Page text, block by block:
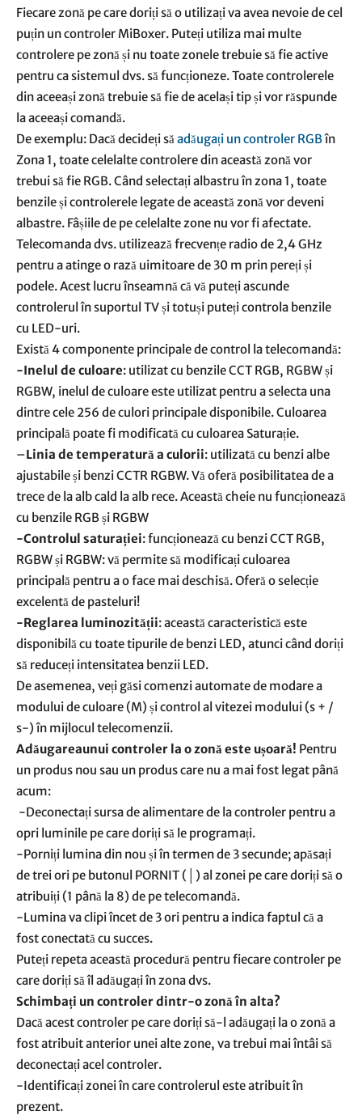
Fiecare zonă pe care doriți să o utilizați va avea nevoie de cel
puțin un controler MiBoxer. Puteți utiliza mai multe
controlere pe zonă și nu toate zonele trebuie să fie active
pentru ca sistemul dvs. să funcționeze. Toate controlerele
din aceeași zonă trebuie să fie de același tip și vor răspunde
la aceeași comandă.
De exemplu: Dacă decideți săadăugați un controler RGBîn
Zona 1, toate celelalte controlere din această zonă vor
trebui să fie RGB. Când selectați albastru în zona 1, toate
benzile și controlerele legate de această zonă vor deveni
albastre. Fâșiile de pe celelalte zone nu vor fi afectate.
Telecomanda dvs. utilizează frecvențe radio de 2,4 GHz
pentru a atinge o rază uimitoare de 30 m prin pereți și
podele. Acest lucru înseamnă că vă puteți ascunde
controlerul în suportul TV și totuși puteți controla benzile
cu LED-uri.
Există 4 componente principale de control la telecomandă:
-Inelul de culoare: utilizat cu benzile CCT RGB, RGBW și
RGBW, inelul de culoare este utilizat pentru a selecta una
dintre cele 256 de culori principale disponibile. Culoarea
principală poate fi modificată cu culoarea Saturație.
–Linia de temperatură a culorii: utilizată cu benzi albe
ajustabile și benzi CCTR RGBW. Vă oferă posibilitatea de a
trece de la alb cald la alb rece. Această cheie nu funcționează
cu benzile RGB și RGBW
-Controlul saturației: funcționează cu benzi CCT RGB,
RGBW și RGBW: vă permite să modificați culoarea
principală pentru a o face mai deschisă. Oferă o selecție
excelentă de pasteluri!
-Reglarea luminozității: această caracteristică este
disponibilă cu toate tipurile de benzi LED, atunci când doriți
să reduceți intensitatea benzii LED.
De asemenea, veți găsi comenzi automate de modare a
modului de culoare (M) și control al vitezei modului (s + /
s-) în mijlocul telecomenzii.
Adăugareaunui controler la o zonă este ușoară! Pentru
un produs nou sau un produs care nu a mai fost legat până
acum:
-Deconectați sursa de alimentare de la controler pentru a
opri luminile pe care doriți să le programați.
-Porniți lumina din nou și în termen de 3 secunde; apăsați
de trei ori pe butonul PORNIT (│) al zonei pe care doriți să o
atribuiți (1 până la 8) de pe telecomandă.
-Lumina va clipi încet de 3 ori pentru a indica faptul că a
fost conectată cu succes.
Puteți repeta această procedură pentru fiecare controler pe
care doriți să îl adăugați în zona dvs.
Schimbați un controler dintr-o zonă în alta?
Dacă acest controler pe care doriți să-l adăugați la o zonă a
fost atribuit anterior unei alte zone, va trebui mai întâi să
deconectați acel controler.
-Identificați zonei în care controlerul este atribuit în
prezent.